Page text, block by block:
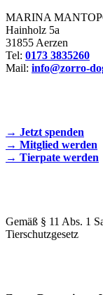
MARINA
Hainholz 5a
31855 Aerzen
Tel: 0173 3835260
Mail: info@zorro-
→ Jetzt spenden
→ Mitglied werden
→ Tierpate werden
Gemäß § 11 Abs. 1
Tierschutzgesetz